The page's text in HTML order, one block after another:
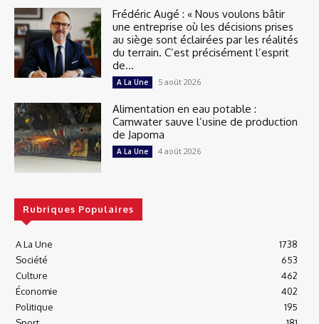
Frédéric Augé : « Nous voulons bâtir
une entreprise où les décisions prises
au siège sont éclairées par les réalités
du terrain. C’est précisément l’esprit
de...
A La Une 5 août 2026
Alimentation en eau potable :
Camwater sauve l’usine de production
de Japoma
A La Une 4 août 2026
Rubriques Populaires
A La Une
1738
Société
653
Culture
462
Économie
402
Politique
195